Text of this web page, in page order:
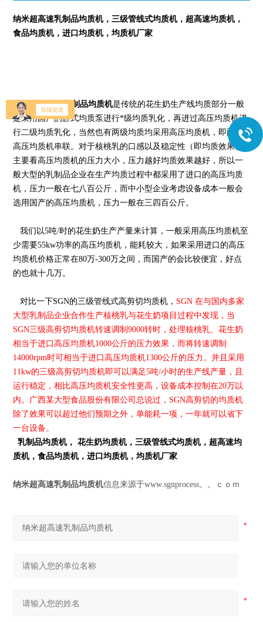
纳米超高速乳制品均质机，三级管线式均质机，超高速均质机，
食品均质机，进口均质机，均质机厂家
纳米超高速乳制品均质机是传统的花生奶生产线均质部分一般
是采用国产的卧式均质泵进行*级均质乳化，再进过高压均质机进
行二级均质乳化，当然也有两级均质均采用高压均质机，即两台
高压均质机串联。对于核桃乳的口感以及稳定性（即均质效果）
主要看高压均质机的压力大小，压力越好均质效果越好，所以一
般大型的乳制品企业在生产均质过程中都采用了进口的高压均质
机，压力一般在七八百公斤，而中小型企业考虑设备成本一般会
选用国产的高压均质机，压力一般在三四百公斤。
我们以5吨/时的花生奶生产产量来计算，一般采用高压均质机至
少需要55kw功率的高压均质机，能耗较大，如果采用进口的高压
均质机价格正常在80万-300万之间，而国产的会比较便宜，好点
的也就十几万。
对比一下SGN的三级管线式高剪切均质机， SGN 在与国内多家
大型乳制品企业合作生产核桃乳与花生奶项目过程中发现，当
SGN三级高剪切均质机转速调制9000转时，处理核桃乳、花生奶
相当于进口高压均质机1000公斤的压力效果，而将转速调制
14000rpm时可相当于进口高压均质机1300公斤的压力。并且采用
11kw的三级高剪切均质机即可以满足5吨/小时的生产线产量，且
运行稳定，相比高压均质机安全性更高，设备成本控制在20万以
内。广西某大型食品股份有限公司总说过， SGN高剪切的均质机
除了效果可以超过他们预期之外，单能耗一项，一年就可以省下
一台设备。
乳制品均质机， 花生奶均质机，三级管线式均质机，超高速均
质机，食品均质机，进口均质机，均质机厂家
纳米超高速乳制品均质机信息来源于www.sgnprocess。。ｃｏｍ